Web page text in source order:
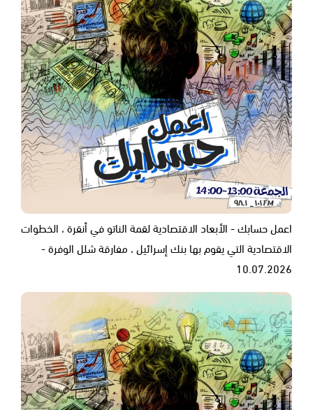
اعمل حسابك - الأبعاد الاقتصادية لقمة الناتو في أنقرة ، الخطوات
الاقتصادية التي يقوم بها بنك إسرائيل ، مفارقة شلل الوفرة -
10.07.2026